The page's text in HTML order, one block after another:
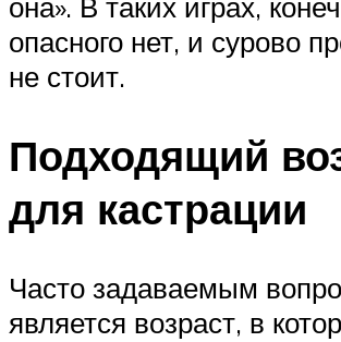
опасного нет, и сурово
не стоит.
Подходящий
для кастрации
Часто задаваемым
является возраст, в